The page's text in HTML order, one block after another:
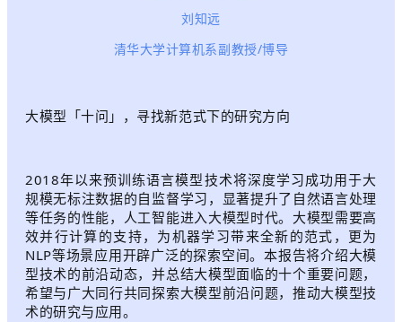
刘知远
清华大学计算机系副教授/博导
大模型「十问」，寻找新范式下的研究方向
2018年以来预训练语言模型技术将深度学习成功用于大
规模无标注数据的自监督学习，显著提升了自然语言处理
等任务的性能，人工智能进入大模型时代。大模型需要高
效并行计算的支持，为机器学习带来全新的范式，更为
NLP等场景应用开辟广泛的探索空间。本报告将介绍大模
型技术的前沿动态，并总结大模型面临的十个重要问题，
希望与广大同行共同探索大模型前沿问题，推动大模型技
术的研究与应用。